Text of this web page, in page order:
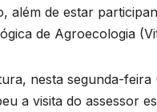
além de estar
de Agroecologia
nesta segunda-feira
a visita do assessor